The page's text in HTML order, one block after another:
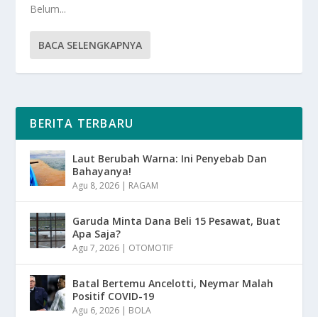
Belum...
BACA SELENGKAPNYA
BERITA TERBARU
Laut Berubah Warna: Ini Penyebab Dan
Bahayanya!
Agu 8, 2026 | RAGAM
Garuda Minta Dana Beli 15 Pesawat, Buat
Apa Saja?
Agu 7, 2026 | OTOMOTIF
Batal Bertemu Ancelotti, Neymar Malah
Positif COVID-19
Agu 6, 2026 | BOLA